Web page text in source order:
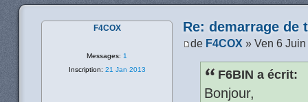
Re: demarrage de
de F4COX » Ven 6
F6BIN a écrit:
Bonjour,
F4COX
Messages: 1
Inscription: 21 Jan 2013